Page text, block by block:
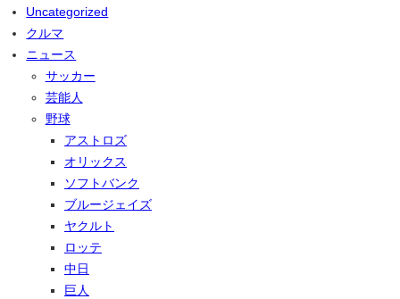
Uncategorized
クルマ
ニュース
サッカー
芸能人
野球
アストロズ
オリックス
ソフトバンク
ブルージェイズ
ヤクルト
ロッテ
中日
巨人